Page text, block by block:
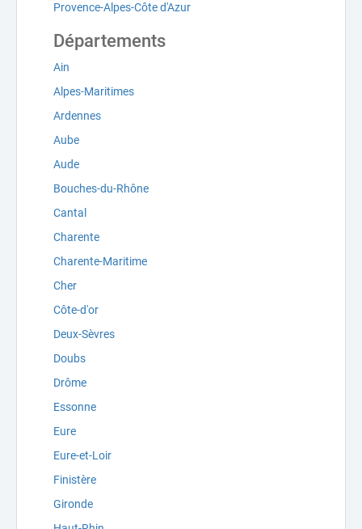
Provence-Alpes-Côte d'Azur
Départements
Ain
Alpes-Maritimes
Ardennes
Aube
Aude
Bouches-du-Rhône
Cantal
Charente
Charente-Maritime
Cher
Côte-d'or
Deux-Sèvres
Doubs
Drôme
Essonne
Eure
Eure-et-Loir
Finistère
Gironde